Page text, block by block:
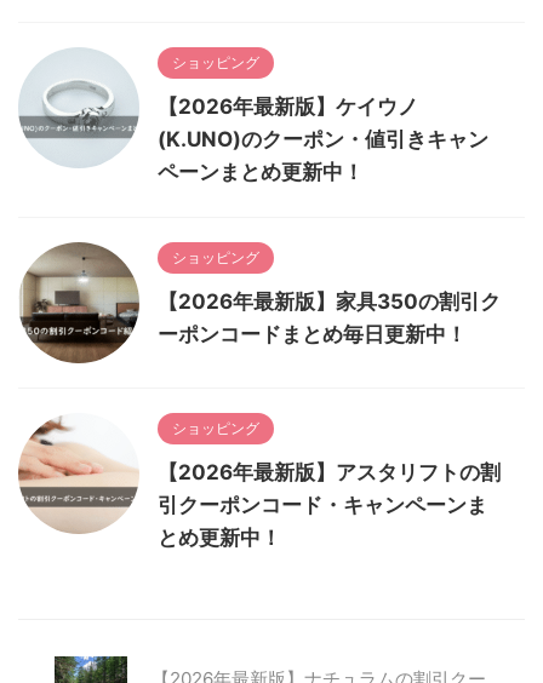
ショッピング
【2026年最新版】ケイウノ
(K.UNO)のクーポン・値引きキャン
ペーンまとめ更新中！
ショッピング
【2026年最新版】家具350の割引ク
ーポンコードまとめ毎日更新中！
ショッピング
【2026年最新版】アスタリフトの割
引クーポンコード・キャンペーンま
とめ更新中！